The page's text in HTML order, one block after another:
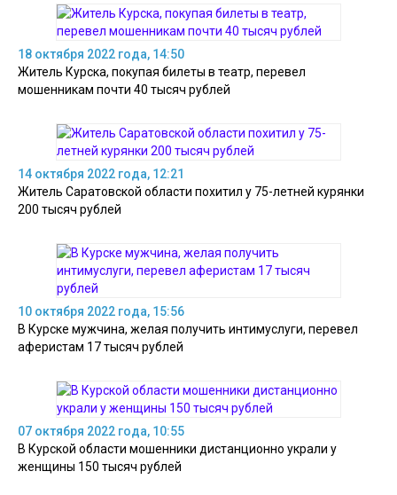
18 октября 2022 года, 14:50
Житель Курска, покупая билеты в театр, перевел
мошенникам почти 40 тысяч рублей
14 октября 2022 года, 12:21
Житель Саратовской области похитил у 75-летней курянки
200 тысяч рублей
10 октября 2022 года, 15:56
В Курске мужчина, желая получить интимуслуги, перевел
аферистам 17 тысяч рублей
07 октября 2022 года, 10:55
В Курской области мошенники дистанционно украли у
женщины 150 тысяч рублей